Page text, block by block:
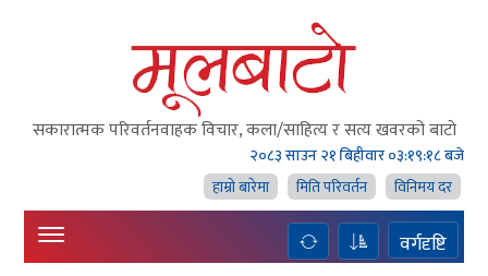
सकारात्मक परिवर्तनवाहक विचार, कला/साहित्य र सत्य खवरको बाटाे
२०८३ साउन २१ बिहीवार०३:१९:१९ बजे
हाम्राे बारेमा
मिति परिवर्तन विनिमय दर
वर्गदृष्टि